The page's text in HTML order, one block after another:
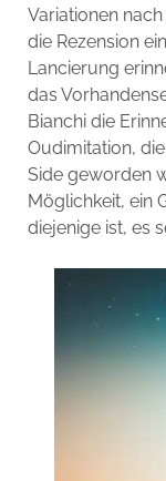
Variationen
die Rezension
Lancierung
das
Bianchi die
Oudimitation,
Side geworden
Möglichkeit, ein
diejenige ist, es